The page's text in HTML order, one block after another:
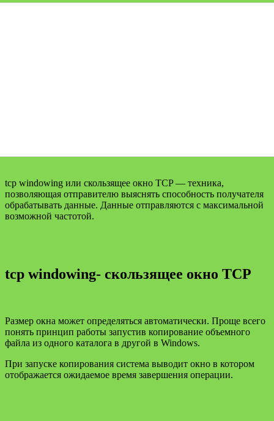
tcp windowing или скользящее окно TCP — техника,
позволяющая отправителю выяснять способность получателя
обрабатывать данные. Данные отправляются с максимальной
возможной частотой.
tcp windowing- скользящее окно TCP
Размер окна может определяться автоматически. Проще всего
понять принцип работы запустив копирование объемного
файла из одного каталога в другой в Windows.
При запуске копирования система выводит окно в котором
отображается ожидаемое время завершения операции.